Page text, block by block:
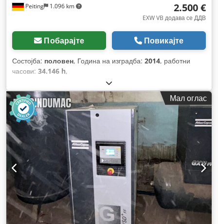
Peiting 1.096 km 2.500 €
EXW VB додава се ДДВ
Побарајте Повикајте
Состојба: половен, Година на изградба: 2014, работни
часови: 34.146 h,
Мал оглас